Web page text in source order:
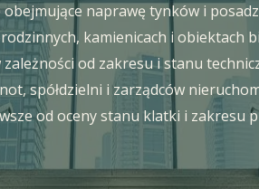
naprawę tynków i
kamienicach i obiektach
od zakresu i stanu
spółdzielni i zarządców
od oceny stanu klatki i zakresu